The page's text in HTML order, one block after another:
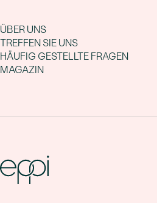
ÜBER UNS
TREFFEN SIE UNS
HÄUFIG GESTELLTE FRAGEN
MAGAZIN